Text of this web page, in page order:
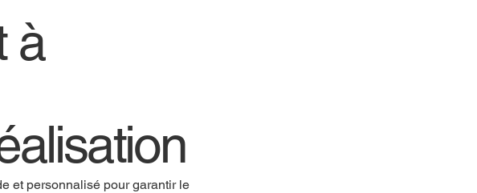
à
et personnalisé pour garantir le